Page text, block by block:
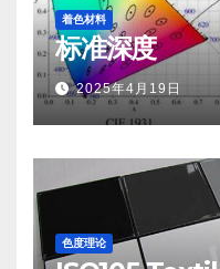
着色材料
标准深度
2025年4月19日
色度理论